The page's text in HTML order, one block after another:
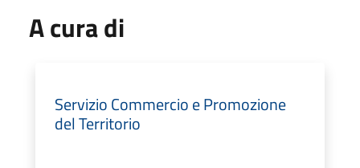
A cura di
Servizio Commercio e Promozione
del Territorio